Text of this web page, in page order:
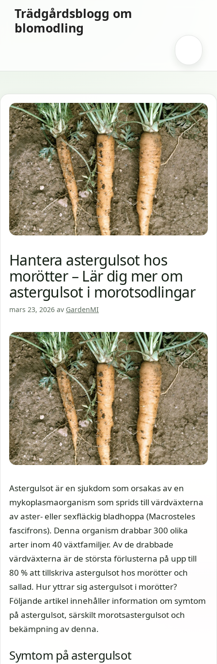
innehåll
Trädgårdsblogg om
blomodling
Hantera astergulsot hos
morötter – Lär dig mer om
astergulsot i morotsodlingar
mars 23, 2026 av GardenMI
Astergulsot är en sjukdom som orsakas av en
mykoplasmaorganism som sprids till värdväxterna
av aster- eller sexfläckig bladhoppa (Macrosteles
fascifrons). Denna organism drabbar 300 olika
arter inom 40 växtfamiljer. Av de drabbade
värdväxterna är de största förlusterna på upp till
80 % att tillskriva astergulsot hos morötter och
sallad. Hur yttrar sig astergulsot i morötter?
Följande artikel innehåller information om symtom
på astergulsot, särskilt morotsastergulsot och
bekämpning av denna.
Symtom på astergulsot